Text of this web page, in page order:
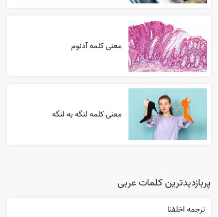
معنی کلمه آدنوم
معنی کلمه لنگه به لنگه
پربازدیدترین کلمات عربی
ترجمه اخلفنا